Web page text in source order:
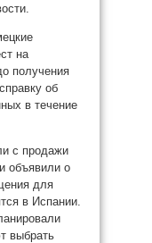
на
получения
об
в течение
с продажи
объявили о
для
в Испании.
выбрать